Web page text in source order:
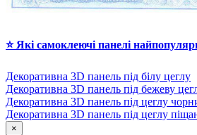
⭐ Які самоклеючі панелі
Декоративна 3D панель під білу цеглу
Декоративна 3D панель під бежеву
Декоративна 3D панель під цеглу
Декоративна 3D панель під цеглу
×